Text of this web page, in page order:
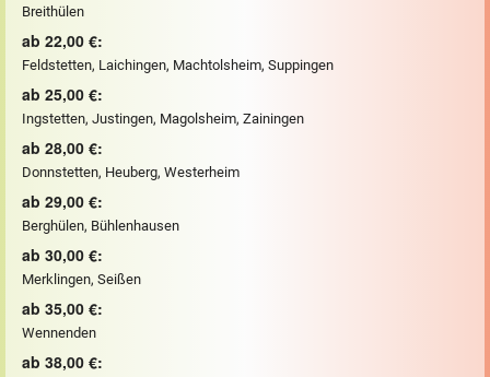
Breithülen
ab 22,00 €:
Feldstetten, Laichingen, Machtolsheim, Suppingen
ab 25,00 €:
Ingstetten, Justingen, Magolsheim, Zainingen
ab 28,00 €:
Donnstetten, Heuberg, Westerheim
ab 29,00 €:
Berghülen, Bühlenhausen
ab 30,00 €:
Merklingen, Seißen
ab 35,00 €:
Wennenden
ab 38,00 €: